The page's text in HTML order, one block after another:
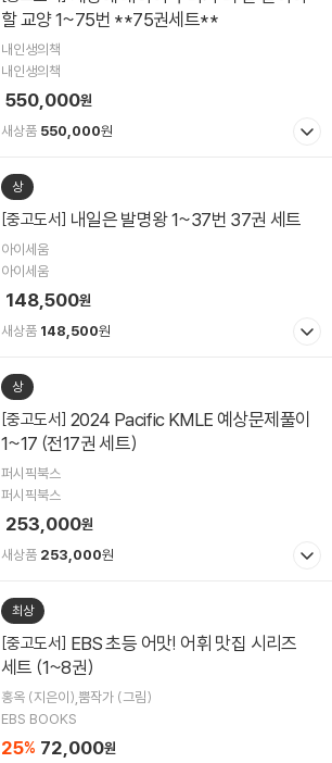
할 교양 1~75번 **75권세트**
내인생의책
내인생의책
550,000원
새상품 550,000원
상
[중고도서] 내일은 발명왕 1~37번 37권 세트
아이세움
아이세움
148,500원
새상품 148,500원
상
[중고도서]
1~17 (전17권 세트)
퍼시픽북스
퍼시픽북스
253,000원
새상품 253,000원
최상
[중고도서]
세트 (1~8권)
홍옥 (지은이),뿜작가 (그림)
EBS BOOKS
25% 72,000원